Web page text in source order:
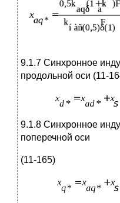
9.1.7 Синхронное
продольной оси (11-
9.1.8 Синхронное
поперечной оси
(11-165)